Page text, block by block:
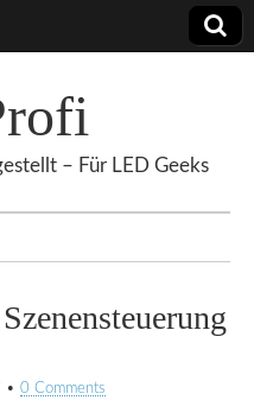
– Für LED Geeks
• 0 Comments